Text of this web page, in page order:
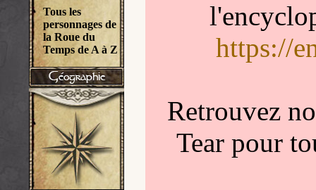
Tous les
personnages de
la Roue du
Temps de A à Z
https://
Retrouvez
Tear pour